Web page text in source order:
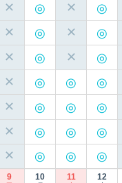
✕ ✕
✕ ✕
✕ ✕
✕
✕
✕
✕
9 10 11 12